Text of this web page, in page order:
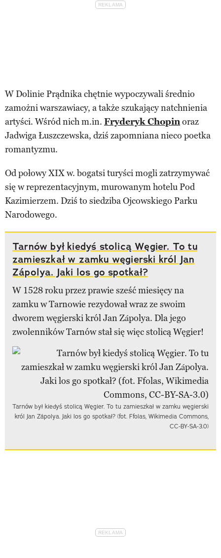
W Dolinie Prądnika chętnie wypoczywali średnio
zamożni warszawiacy, a także szukający natchnienia
artyści. Wśród nich m.in. Fryderyk Chopinoraz
Jadwiga Łuszczewska, dziś zapomniana nieco poetka
romantyzmu.
Od połowy XIX w. bogatsi turyści mogli zatrzymywać
się w reprezentacyjnym, murowanym hotelu Pod
Kazimierzem. Dziś to siedziba Ojcowskiego Parku
Narodowego.
Tarnów był kiedyś stolicą Węgier. To tu
zamieszkał w zamku węgierski król Jan
Zápolya. Jaki los go spotkał?
W 1528 roku przez prawie sześć miesięcy na
zamku w Tarnowie rezydował wraz ze swoim
dworem węgierski król Jan Zápolya. Dla jego
zwolenników Tarnów stał się więc stolicą Węgier!
Tarnów był kiedyś stolicą Węgier. To tu zamieszkał w zamku węgierski
król Jan Zápolya. Jaki los go spotkał? (fot. Ffolas, Wikimedia Commons,
CC-BY-SA-3.0)